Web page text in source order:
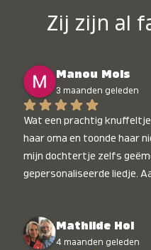
Zij zijn al
Manou Mols
3 maanden geleden
Wat een prachtig
haar oma en toonde haar
mijn dochtertje zelfs
gepersonaliseerde liedje.
Mathilde Hol
4 maanden geleden